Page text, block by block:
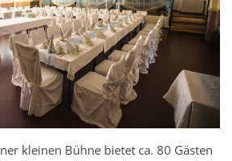
kleinen Bühne bietet ca. 80 Gästen